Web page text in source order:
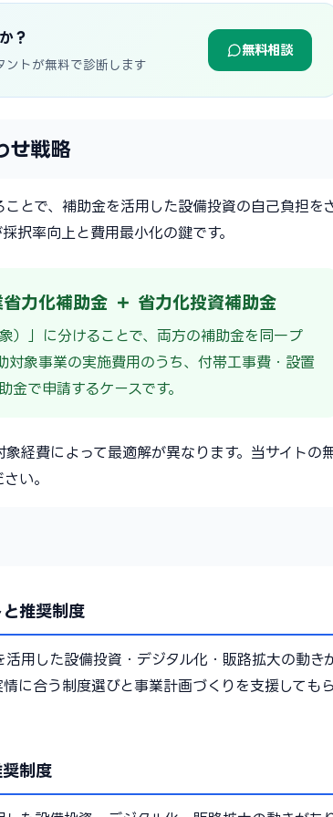
？
ントが無料で診断します
無料相談
せ戦略
とで、補助金を活用した設備投資の自己負担を
択率向上と費用最小化の鍵です。
力化補助金 ＋ 省力化投資補助金
）」に分けることで、両方の補助金を同一プ
対象事業の実施費用のうち、付帯工事費・設置
で申請するケースです。
経費によって最適解が異なります。当サイトの
い。
推奨制度
用した設備投資・デジタル化・販路拡大の動き
に合う制度選びと事業計画づくりを支援しても
制度